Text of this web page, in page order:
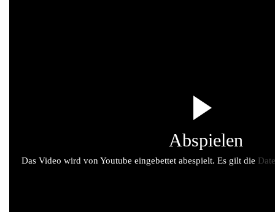
Abspielen
Das Video wird von Youtube eingebettet abespielt. Es gilt die